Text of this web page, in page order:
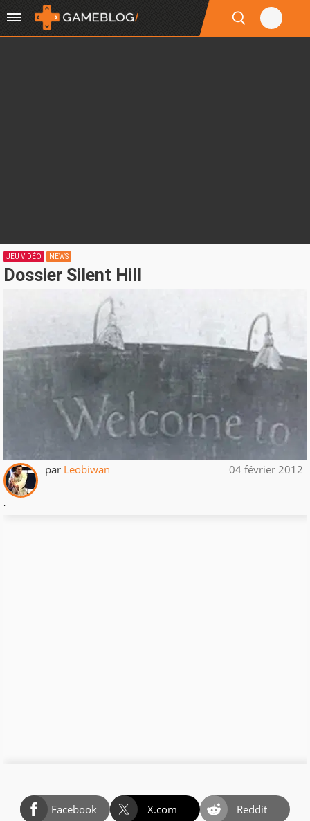
JEU VIDÉO NEWS
Dossier Silent Hill
par Leobiwan 04 février 2012
.
Facebook X.com
Reddit